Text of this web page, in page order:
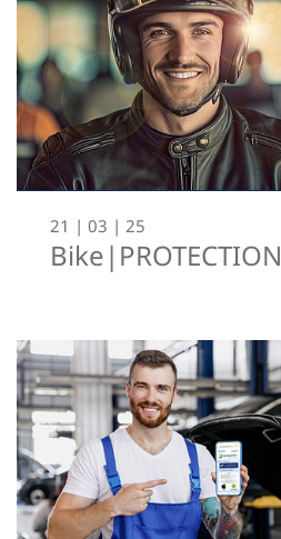
21 | 03 | 25
Bike|PROTECTION